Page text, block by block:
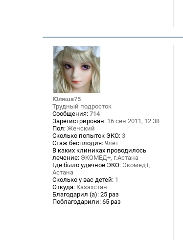
Юляша75
Трудный подросток
Сообщения: 714
Зарегистрирован: 16 сен 2011, 12:38
Пол: Женский
Сколько попыток ЭКО: 3
Стаж бесплодия: 9лет
В каких клиниках проводилось
лечение: ЭКОМЕД+, г.Астана
Где было удачное ЭКО: Экомед+,
Астана
Сколько у вас детей: 1
Откуда: Казахстан
Благодарил (а): 25 раз
Поблагодарили: 65 раз